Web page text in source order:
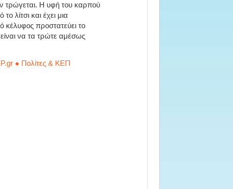
τρώγεται. Η υφή του καρπού
λίτσι και έχει μια
κέλυφος προστατεύει το
να τα τρώτε αμέσως
● Πολίτες & ΚΕΠ